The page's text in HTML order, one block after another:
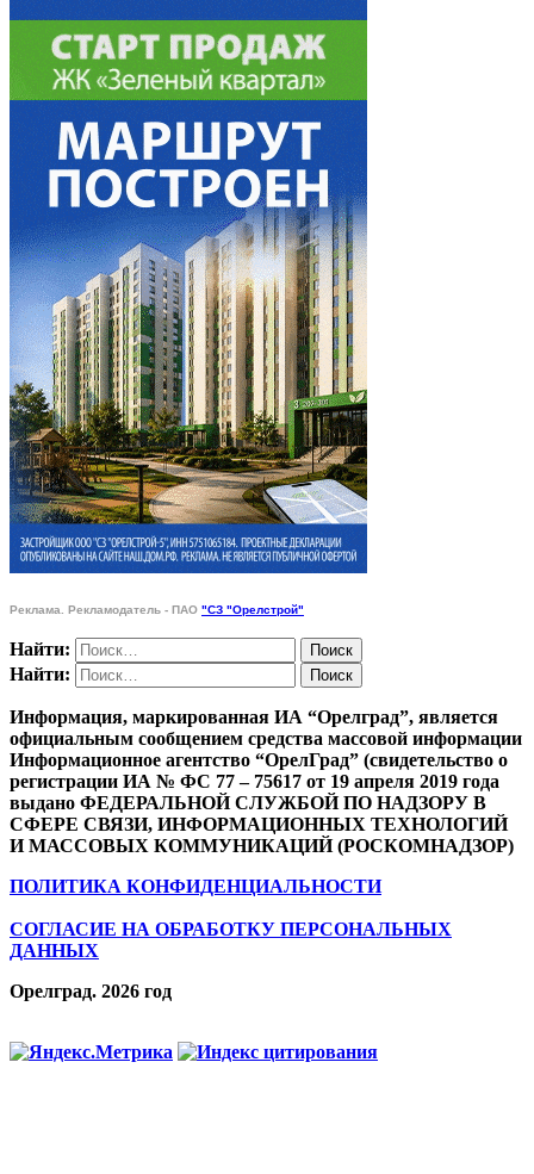
Реклама. Рекламодатель - ПАО "СЗ "Орелстрой"
Найти:
Найти:
Информация, маркированная ИА “Орелград”, является
официальным сообщением средства массовой информации
Информационное агентство “ОрелГрад” (свидетельство о
регистрации ИА № ФС 77 – 75617 от 19 апреля 2019 года
выдано ФЕДЕРАЛЬНОЙ СЛУЖБОЙ ПО НАДЗОРУ В
СФЕРЕ СВЯЗИ, ИНФОРМАЦИОННЫХ ТЕХНОЛОГИЙ
И МАССОВЫХ КОММУНИКАЦИЙ (РОСКОМНАДЗОР)
ПОЛИТИКА КОНФИДЕНЦИАЛЬНОСТИ
СОГЛАСИЕ НА ОБРАБОТКУ ПЕРСОНАЛЬНЫХ
ДАННЫХ
Орелград. 2026 год